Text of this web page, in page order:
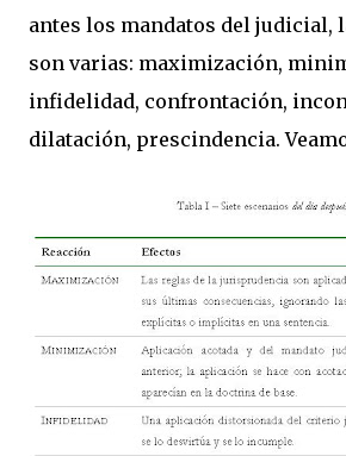
antes los mandatos del judicial,
son varias: maximización,
infidelidad, confrontación,
dilatación, prescindencia.